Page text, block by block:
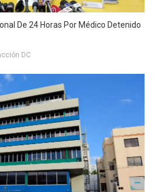
De 24 Horas Por Médico Detenido
DC